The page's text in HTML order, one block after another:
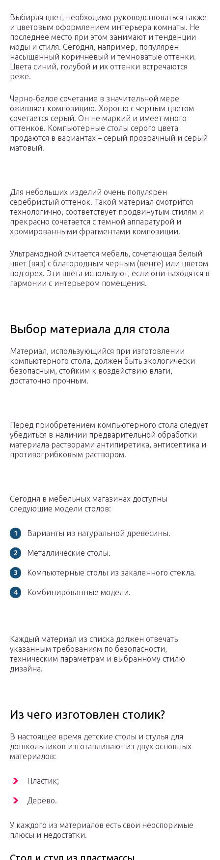
Выбирая цвет, необходимо руководствоваться также
и цветовым оформлением интерьера комнаты. Не
последнее место при этом занимают и тенденции
моды и стиля. Сегодня, например, популярен
насыщенный коричневый и темноватые оттенки.
Цвета синий, голубой и их оттенки встречаются
реже.
Черно-белое сочетание в значительной мере
оживляет композицию. Хорошо с черным цветом
сочетается серый. Он не маркий и имеет много
оттенков. Компьютерные столы серого цвета
продаются в вариантах – серый прозрачный и серый
матовый.
Для небольших изделий очень популярен
серебристый оттенок. Такой материал смотрится
технологично, соответствует продвинутым стилям и
прекрасно сочетается с темной аппаратурой и
хромированными фрагментами композиции.
Ультрамодной считается мебель, сочетающая белый
цвет (вяз) с благородным черным (венге) или цветом
под орех. Эти цвета используют, если они находятся в
гармонии с интерьером помещения.
Выбор материала для стола
Материал, использующийся при изготовлении
компьютерного стола, должен быть экологически
безопасным, стойким к воздействию влаги,
достаточно прочным.
Перед приобретением компьютерного стола следует
убедиться в наличии предварительной обработки
материала растворами антипиретика, антисептика и
противогрибковым раствором.
Сегодня в мебельных магазинах доступны
следующие модели столов:
Варианты из натуральной древесины.
Металлические столы.
Компьютерные столы из закаленного стекла.
Комбинированные модели.
Каждый материал из списка должен отвечать
указанным требованиям по безопасности,
техническим параметрам и выбранному стилю
дизайна.
Из чего изготовлен столик?
В настоящее время детские столы и стулья для
дошкольников изготавливают из двух основных
материалов:
Пластик;
Дерево.
У каждого из материалов есть свои неоспоримые
плюсы и недостатки.